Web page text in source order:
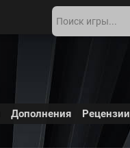
Дополнения Рецензии